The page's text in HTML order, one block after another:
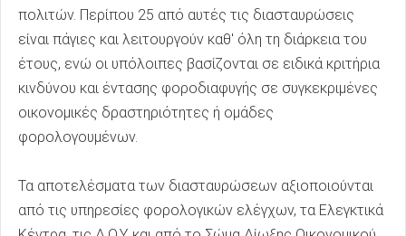
πολιτών. Περίπου 25 από αυτές τις διασταυρώσεις
είναι πάγιες και λειτουργούν καθ' όλη τη διάρκεια του
έτους, ενώ οι υπόλοιπες βασίζονται σε ειδικά κριτήρια
κινδύνου και έντασης φοροδιαφυγής σε συγκεκριμένες
οικονομικές δραστηριότητες ή ομάδες
φορολογουμένων.
Τα αποτελέσματα των διασταυρώσεων αξιοποιούνται
από τις υπηρεσίες φορολογικών ελέγχων, τα Ελεγκτικά